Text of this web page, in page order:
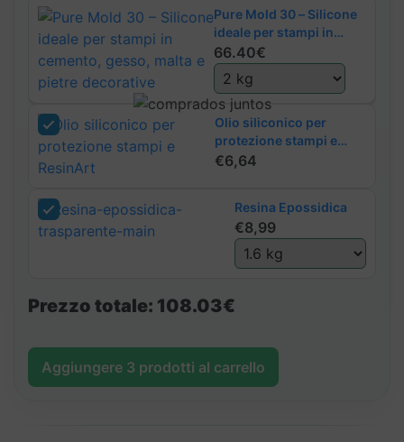
stampi
cemento,
gesso,
pietre
decorative
Pure Mold 30 – Silicone
ideale per stampi in
cemento, gesso, malta e
pietre decorative
66.40€
Olio siliconico per
protezione stampi e
ResinArt
€6,64
Resina Epossidica
€8,99
Prezzo totale: 108.03€
Aggiungere 3 prodotti al carrello